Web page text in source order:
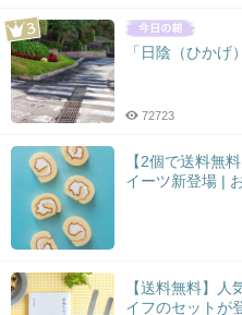
「日陰（ひかげ
72723
【2個で送料無
イーツ新登場 |
【送料無料】
イフのセットが